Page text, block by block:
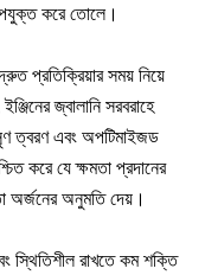
করে তোলে।
প্রতিক্রিয়ার সময় নিয়ে
জ্বালানি সরবরাহে
ত্বরণ এবং অপটিমাইজড
করে যে ক্ষমতা প্রদানের
অর্জনের অনুমতি দেয়।
স্থিতিশীল রাখতে কম শক্তি